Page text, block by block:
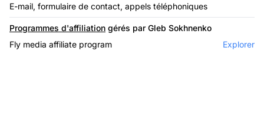
E-mail, formulaire de contact, appels téléphoniques
Programmes d'affiliation gérés par Gleb Sokhnenko
Fly media affiliate program
Explorer